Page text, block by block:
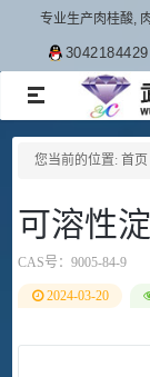
专业生产肉桂酸,
3042184429
TOGGLE
NAVIGATION
您当前的位置: 首页
可溶性
CAS号： 9005-84-9
2024-03-20